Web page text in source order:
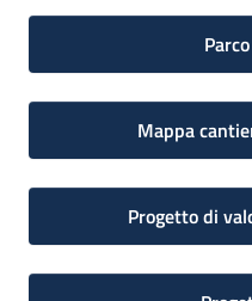
Mappa
Progetto di